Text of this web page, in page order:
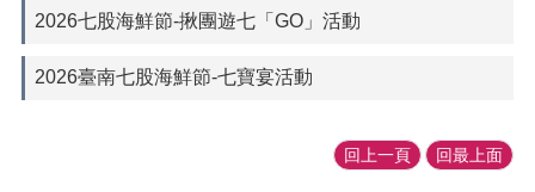
2026七股海鮮節-揪團遊七「GO」活動
2026臺南七股海鮮節-七寶宴活動
回上一頁 回最上面